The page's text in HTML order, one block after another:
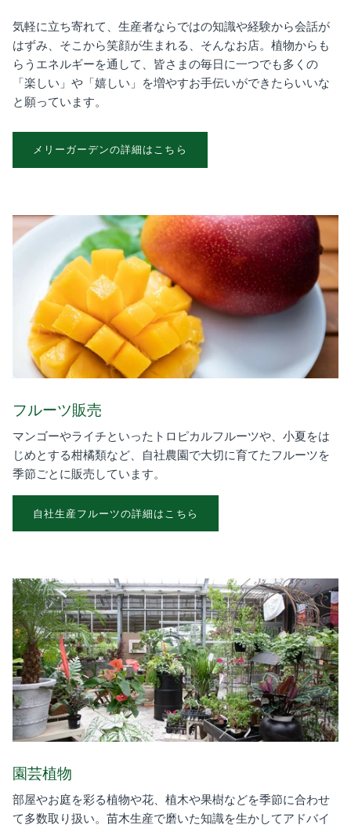
気軽に立ち寄れて、生産者ならではの知識や経験から会話が
はずみ、そこから笑顔が生まれる、そんなお店。植物からも
らうエネルギーを通して、皆さまの毎日に一つでも多くの
「楽しい」や「嬉しい」を増やすお手伝いができたらいいな
と願っています。
メリーガーデンの詳細はこちら
フルーツ販売
マンゴーやライチといったトロピカルフルーツや、小夏をは
じめとする柑橘類など、自社農園で大切に育てたフルーツを
季節ごとに販売しています。
自社生産フルーツの詳細はこちら
園芸植物
部屋やお庭を彩る植物や花、植木や果樹などを季節に合わせ
て多数取り扱い。苗木生産で磨いた知識を生かしてアドバイ